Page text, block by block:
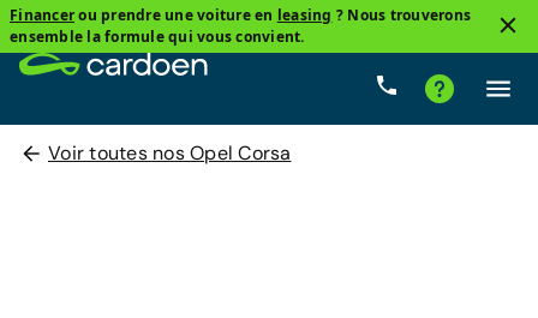
Financerou prendre une voiture en leasing ? Nous trouverons
ensemble la formule qui vous convient.
Voir toutes nos Opel Corsa